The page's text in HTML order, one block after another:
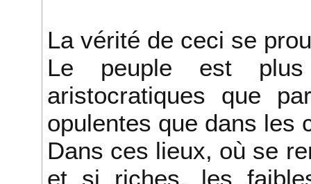
La vérité de ceci se
Le peuple est
aristocratiques que
opulentes que dans les
Dans ces lieux, où se
et si riches, les